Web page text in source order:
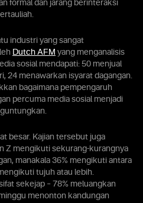
formal dan jarang berinteraksi
industri yang sangat
Dutch AFM yang menganalisis
sosial mendapati: 50 menjual
24 menawarkan isyarat dagangan.
bagaimana pempengaruh
percuma media sosial menjadi
besar. Kajian tersebut juga
Z mengikuti sekurang-kurangnya
manakala 36% mengikuti antara
tujuh atau lebih.
sekejap – 78% meluangkan
menonton kandungan